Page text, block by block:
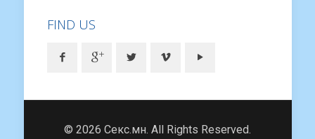
FIND US
© 2026 Секс.мн. All Rights Reserved.